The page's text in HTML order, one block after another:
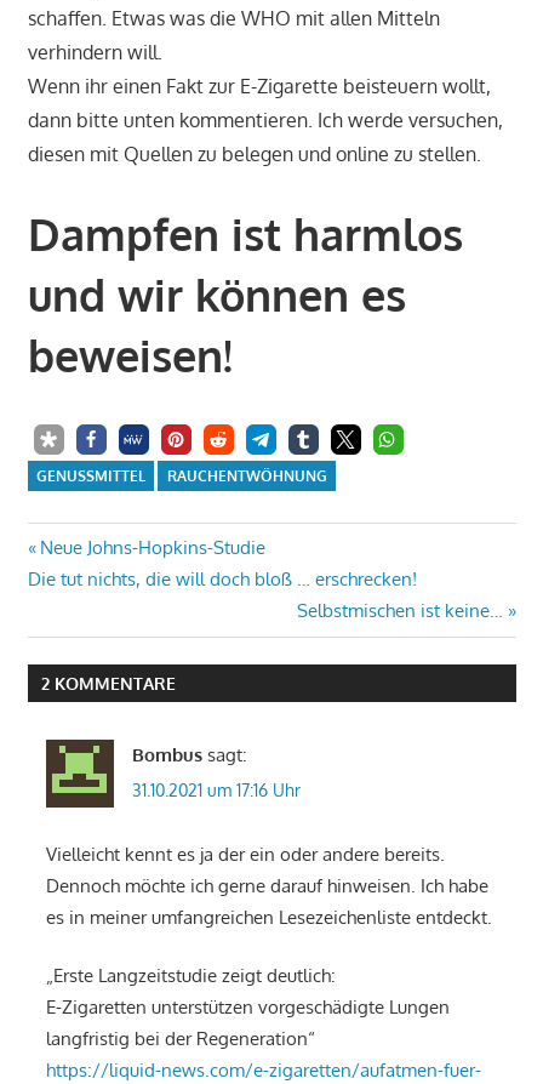
schaffen. Etwas was die WHO mit allen Mitteln
verhindern will.
Wenn ihr einen Fakt zur E-Zigarette beisteuern wollt,
dann bitte unten kommentieren. Ich werde versuchen,
diesen mit Quellen zu belegen und online zu stellen.
Dampfen ist harmlos
und wir können es
beweisen!
GENUSSMITTEL RAUCHENTWÖHNUNG
Beitrags-
Navigation
Vorheriger
Beitrag:
Neue Johns-Hopkins-Studie
Die tut nichts, die will doch bloß … erschrecken!
Nächster
Beitrag:
Selbstmischen ist keine…
2 KOMMENTARE
Bombus sagt:
31.10.2021 um 17:16 Uhr
Vielleicht kennt es ja der ein oder andere bereits.
Dennoch möchte ich gerne darauf hinweisen. Ich habe
es in meiner umfangreichen Lesezeichenliste entdeckt.
„Erste Langzeitstudie zeigt deutlich:
E-Zigaretten unterstützen vorgeschädigte Lungen
langfristig bei der Regeneration“
https://liquid-news.com/e-zigaretten/aufatmen-fuer-